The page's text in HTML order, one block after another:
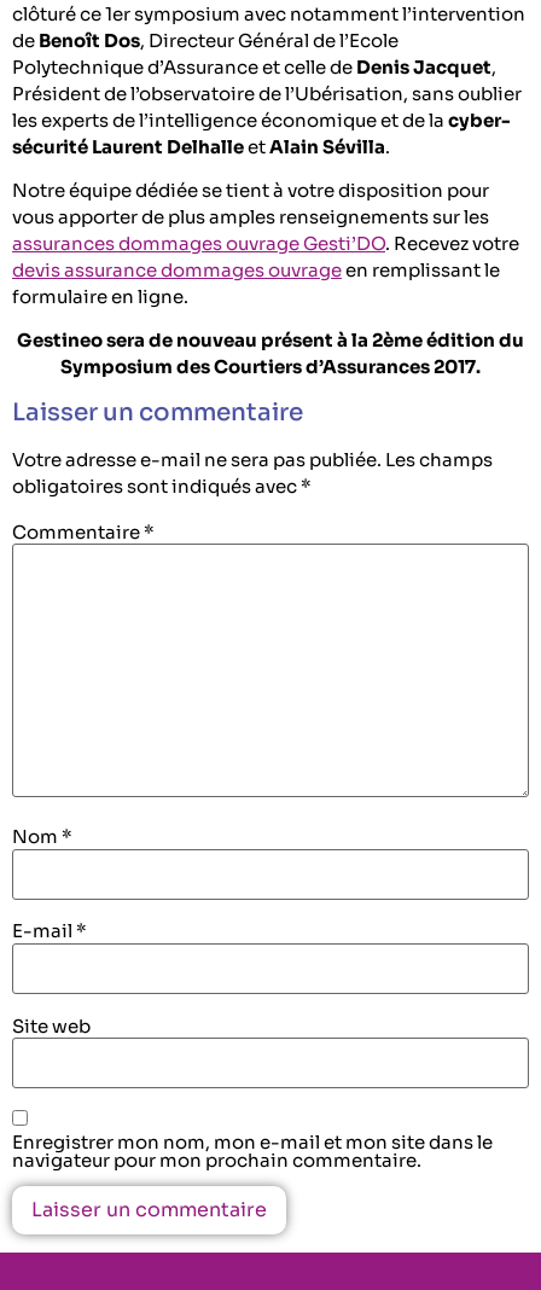
clôturé ce 1er symposium avec notamment l’intervention
de Benoît Dos, Directeur Général de l’Ecole
Polytechnique d’Assurance et celle de Denis Jacquet,
Président de l’observatoire de l’Ubérisation, sans oublier
les experts de l’intelligence économique et de la cyber-
sécurité Laurent DelhalleetAlain Sévilla.
Notre équipe dédiée se tient à votre disposition pour
vous apporter de plus amples renseignements sur les
assurances dommages ouvrage Gesti’DO. Recevez votre
devis assurance dommages ouvrageen remplissant le
formulaire en ligne.
Gestineo sera de nouveau présent à la 2ème édition du
Symposium des Courtiers d’Assurances 2017.
Laisser un commentaire
Votre adresse e-mail ne sera pas publiée. Les champs
obligatoires sont indiqués avec *
Commentaire *
Nom *
E-mail *
Site web
Enregistrer mon nom, mon e-mail et mon site dans le
navigateur pour mon prochain commentaire.